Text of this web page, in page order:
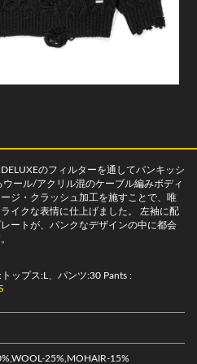
のフィルターを通してパンキッシ
ール/アクリル混のケーブル編みボディ
ジ・クラッシュ加工を施すことで、唯
イクな表情に仕上げました。 左袖に配
ートが、パンクなデザインの中に都会
ップス:L、パンツ:30 Pants :
25%,MOHAIR-15%